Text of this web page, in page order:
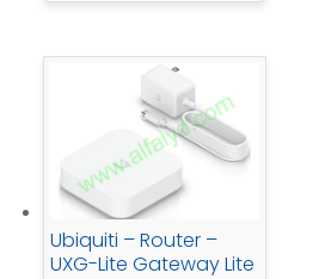
Ubiquiti – Router –
UXG-Lite Gateway Lite